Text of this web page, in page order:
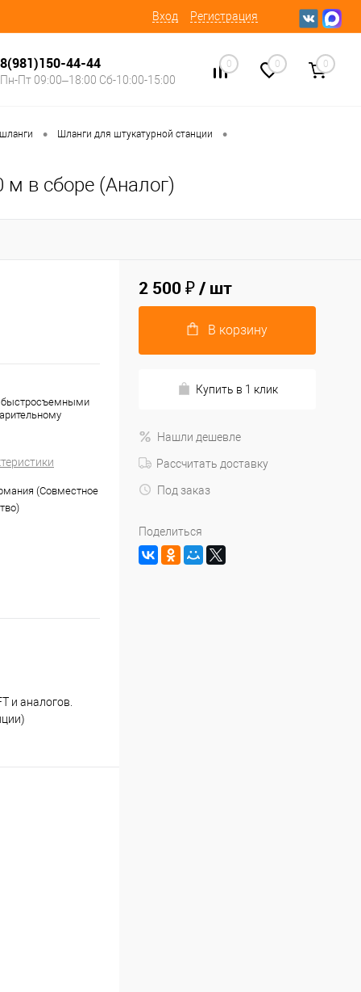
Вход Регистрация
8(981)150-44-44
Пн-Пт 09:00–18:00 Сб-10:00-15:00
0 0 0
• Шланги для штукатурной станции •
в сборе (Аналог)
быстросъемными
(Совместное
и аналогов.
2 500 ₽/ шт
В корзину
Купить в 1 клик
Нашли дешевле
Рассчитать доставку
Под заказ
Поделиться